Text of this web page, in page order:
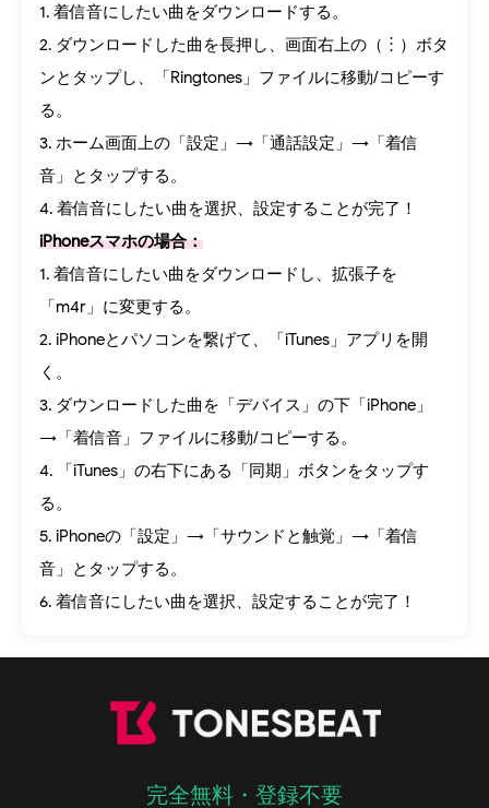
1. 着信音にしたい曲をダウンロードする。
2. ダウンロードした曲を長押し、画面右上の（︙）ボタ
ンとタップし、「Ringtones」ファイルに移動/コピーす
る。
3. ホーム画面上の「設定」→「通話設定」→「着信
音」とタップする。
4. 着信音にしたい曲を選択、設定することが完了！
iPhoneスマホの場合：
1. 着信音にしたい曲をダウンロードし、拡張子を
「m4r」に変更する。
2. iPhoneとパソコンを繋げて、「iTunes」アプリを開
く。
3. ダウンロードした曲を「デバイス」の下「iPhone」
→「着信音」ファイルに移動/コピーする。
4. 「iTunes」の右下にある「同期」ボタンをタップす
る。
5. iPhoneの「設定」→「サウンドと触覚」→「着信
音」とタップする。
6. 着信音にしたい曲を選択、設定することが完了！
完全無料・登録不要